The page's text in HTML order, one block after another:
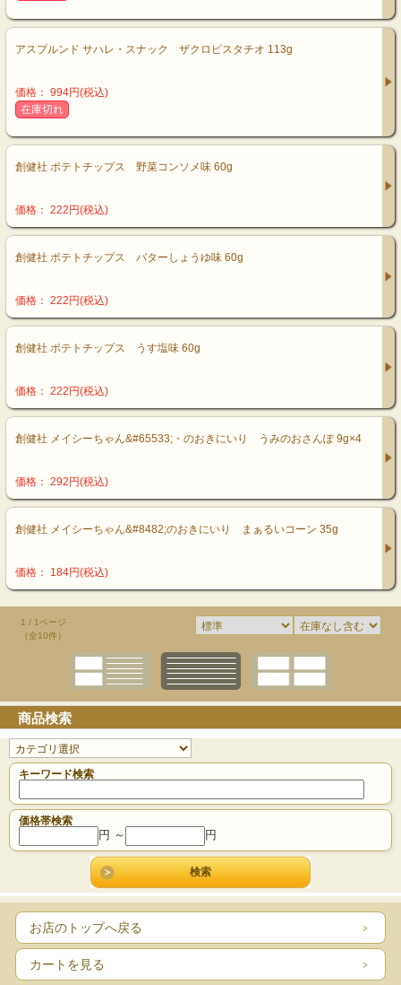
アスプルンド サハレ・スナック ザクロピスタチオ 113g
価格： 994円(税込)
在庫切れ
創健社 ポテトチップス 野菜コンソメ味 60g
価格： 222円(税込)
創健社 ポテトチップス バターしょうゆ味 60g
価格： 222円(税込)
創健社 ポテトチップス うす塩味 60g
価格： 222円(税込)
創健社 メイシーちゃん&#65533;・のおきにいり うみのおさんぽ 9g×4
価格： 292円(税込)
創健社 メイシーちゃん&#8482;のおきにいり まぁるいコーン 35g
価格： 184円(税込)
1 / 1ページ
（全10件）
商品検索
キーワード検索
価格帯検索
円 ～ 円
お店のトップへ戻る
カートを見る